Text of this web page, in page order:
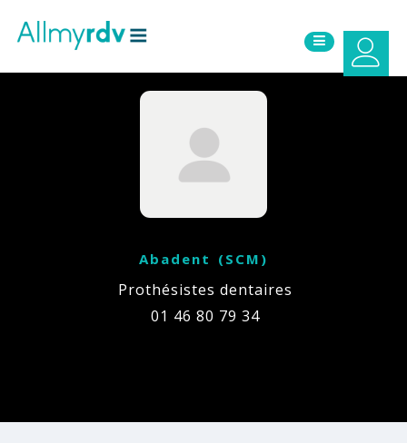
Abadent (SCM)
Prothésistes dentaires
01 46 80 79 34